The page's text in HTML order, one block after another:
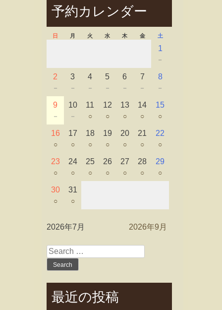
予約カレンダー
日 月 火 水 木 金 土
1
－
2
－
3
－
4
－
5
－
6
－
7
－
8
－
9
－
10
－
11
○
12
○
13
○
14
○
15
○
16
○
17
○
18
○
19
○
20
○
21
○
22
○
23
○
24
○
25
○
26
○
27
○
28
○
29
○
30
○
31
○
2026年7月 2026年9月
Search
for:
最近の投稿